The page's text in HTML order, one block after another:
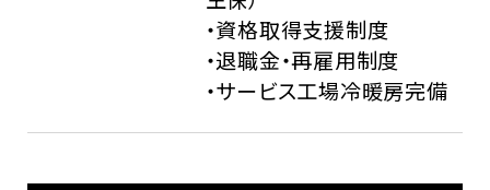
・資格取得支援制度
・退職金・再雇用制度
・サービス工場冷暖房完備